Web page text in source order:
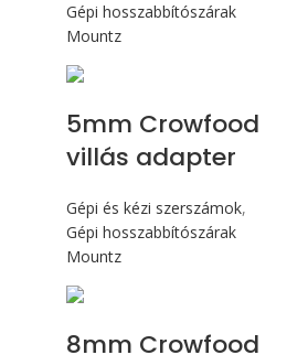
Gépi hosszabbítószárak
Mountz
5mm Crowfood
villás adapter
Gépi és kézi szerszámok,
Gépi hosszabbítószárak
Mountz
8mm Crowfood